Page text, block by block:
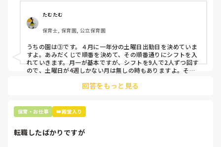
①土曜日の希望休は2日まで、と制限をかける
②毎月、必ず土曜保育に入ることのできる日を1日だけピッ
クアップしてもらう
③仮シフトが出た時、土曜出勤が難しければ自身で代わりの
人を交渉して見つけてもらう
上記のいずれかの対策を取り入れることを考えています。
たむたむ
保育士, 保育園, 公立保育園
うちの園は③です。４月に一年分の土曜日出勤日を決めていま
すよ。あみだくじで順番を決めて、その順番通りにシフトを入
れていきます。月一が基本ですが、シフトを9人で2人ずつ回す
ので、土曜日が4週しかない月は無しの時もありますよ。その
て貰い、主任に報告してます。
回答をもっと見る
保育・お仕事 👑殿堂入り
転職したばかりですが